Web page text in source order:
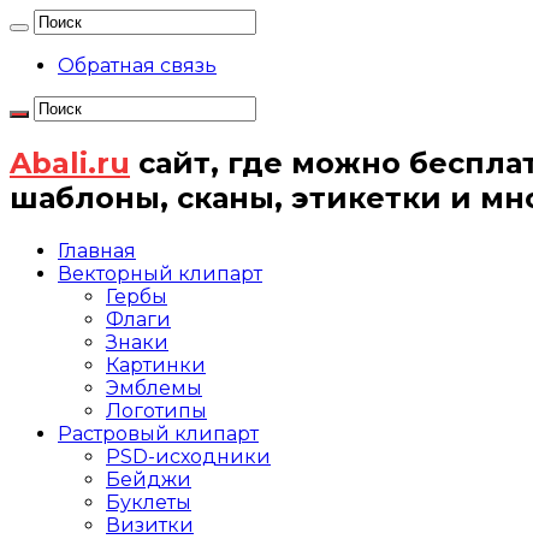
Обратная связь
Abali.ru сайт, где можно
шаблоны, сканы, этикетки и
Главная
Векторный клипарт
Гербы
Флаги
Знаки
Картинки
Эмблемы
Логотипы
Растровый клипарт
PSD-исходники
Бейджи
Буклеты
Визитки